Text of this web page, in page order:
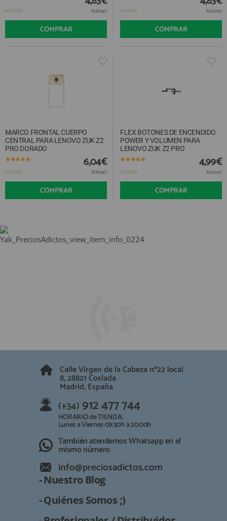
En STOCK IVA Incl.
COMPRAR
En STOCK IVA Incl.
COMPRAR
MARCO FRONTAL CUERPO
CENTRAL PARA LENOVO ZUK Z2
PRO DORADO
En STOCK
6,04€
IVA Incl.
COMPRAR
FLEX BOTONES DE ENCENDIDO
POWER Y VOLUMEN PARA
LENOVO ZUK Z2 PRO
En STOCK
4,99€
IVA Incl.
COMPRAR
Calle Virgen de la Cabeza nº22 local
8, 28821 Coslada
Madrid, España
(+34) 912 477 744
HORARIO de TIENDA:
Lunes a Viernes 09:30h a 20:00h
También atendemos Whatsapp en el
mismo número
info@preciosadictos.com
- Nuestro Blog
- Quiénes Somos ;)